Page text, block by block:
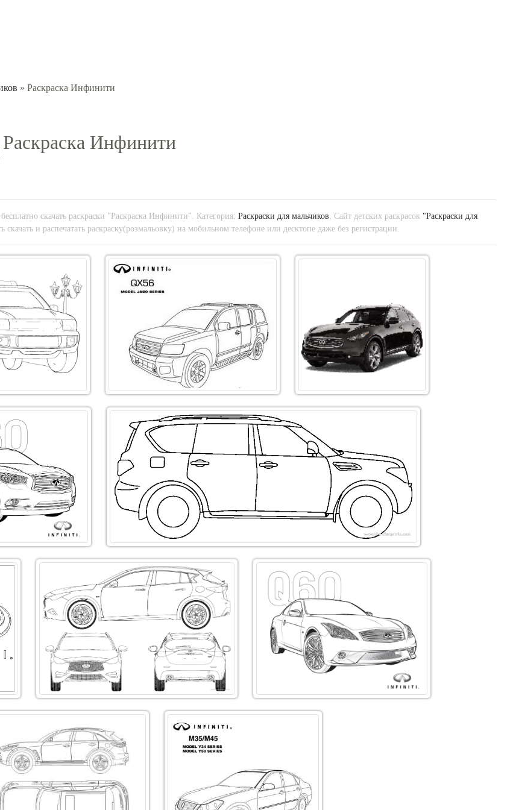
» Раскраска Инфинити
Раскраска Инфинити
скачать раскраски "Раскраска Инфинити". Категория: Раскраски для мальчиков . Сайт детских раскрасок "Раскраски для
скачать и распечатать раскраску(розмальовку) на мобильном телефоне или десктопе даже без регистрации.